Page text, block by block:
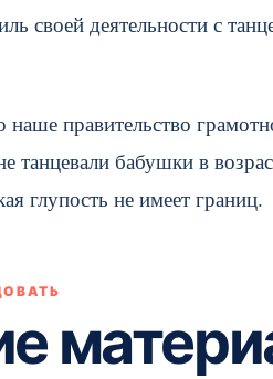
своей деятельности с
наше правительство
танцевали бабушки в
глупость не имеет границ.